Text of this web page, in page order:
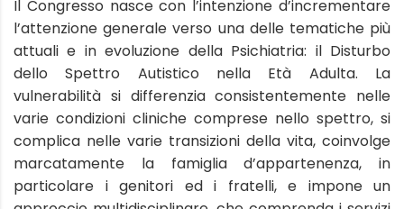
Il Congresso nasce con l’intenzione d’incrementare
l’attenzione generale verso una delle tematiche più
attuali e in evoluzione della Psichiatria: il Disturbo
dello Spettro Autistico nella Età Adulta. La
vulnerabilità si differenzia consistentemente nelle
varie condizioni cliniche comprese nello spettro, si
complica nelle varie transizioni della vita, coinvolge
marcatamente la famiglia d’appartenenza, in
particolare i genitori ed i fratelli, e impone un